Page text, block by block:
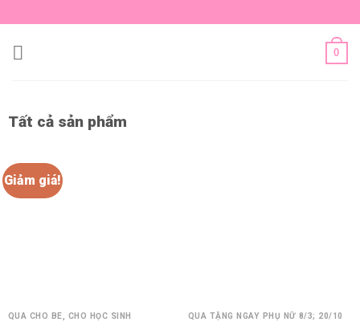
to
content
0
Tất cả sản phẩm
Giảm giá!
QUÀ CHO BÉ, CHO HỌC SINH QUÀ TẶNG NGÀY PHỤ NỮ 8/3; 20/10